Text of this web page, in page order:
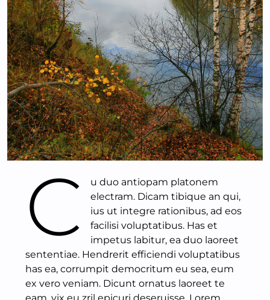
C
u duo antiopam platonem
electram. Dicam tibique an qui,
ius ut integre rationibus, ad eos
facilisi voluptatibus. Has et
impetus labitur, ea duo laoreet
sententiae. Hendrerit efficiendi voluptatibus
has ea, corrumpit democritum eu sea, eum
ex vero veniam. Dicunt ornatus laoreet te